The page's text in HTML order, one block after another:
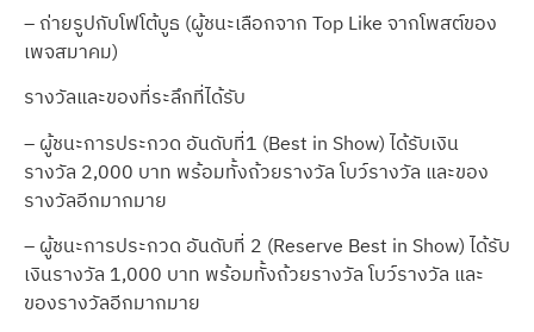
– ถ่ายรูปกับโฟโต้บูธ (ผู้ชนะเลือกจาก Top Like จากโพสต์ของ
เพจสมาคม)
รางวัลและของที่ระลึกที่ได้รับ
– ผู้ชนะการประกวด อันดับที่1 (Best in Show) ได้รับเงิน
รางวัล 2,000 บาท พร้อมทั้งถ้วยรางวัล โบว์รางวัล และของ
รางวัลอีกมากมาย
– ผู้ชนะการประกวด อันดับที่ 2 (Reserve Best in Show) ได้รับ
เงินรางวัล 1,000 บาท พร้อมทั้งถ้วยรางวัล โบว์รางวัล และ
ของรางวัลอีกมากมาย